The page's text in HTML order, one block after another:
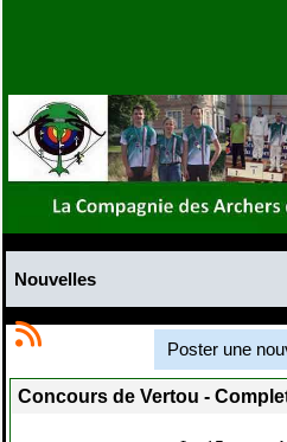
Nouvelles
Poster une
Concours de Vertou -